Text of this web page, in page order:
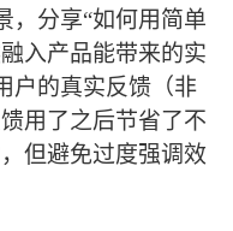
，分享“如何用简单
入产品能带来的实
户的真实反馈（非
用了之后节省了不
但避免过度强调效